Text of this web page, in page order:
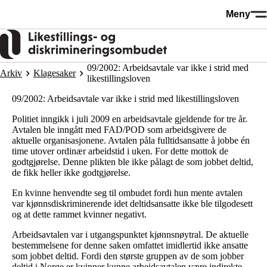
Meny
Arkiv Klagesaker
09/2002: Arbeidsavtale var ikke i strid med
likestillingsloven
09/2002: Arbeidsavtale var ikke i strid med likestillingsloven
Politiet inngikk i juli 2009 en arbeidsavtale gjeldende for tre år.
Avtalen ble inngått med FAD/POD som arbeidsgivere de
aktuelle organisasjonene. Avtalen påla fulltidsansatte å jobbe én
time utover ordinær arbeidstid i uken. For dette mottok de
godtgjørelse. Denne plikten ble ikke pålagt de som jobbet deltid,
de fikk heller ikke godtgjørelse.
En kvinne henvendte seg til ombudet fordi hun mente avtalen
var kjønnsdiskriminerende idet deltidsansatte ikke ble tilgodesett
og at dette rammet kvinner negativt.
Arbeidsavtalen var i utgangspunktet kjønnsnøytral. De aktuelle
bestemmelsene for denne saken omfattet imidlertid ikke ansatte
som jobbet deltid. Fordi den største gruppen av de som jobber